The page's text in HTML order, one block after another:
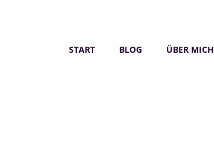
START BLOG ÜBER MICH